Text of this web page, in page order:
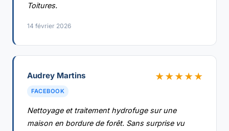
Toitures.
14 février 2026
Audrey Martins
FACEBOOK
★★★★★
Nettoyage et traitement hydrofuge sur une
maison en bordure de forêt. Sans surprise vu